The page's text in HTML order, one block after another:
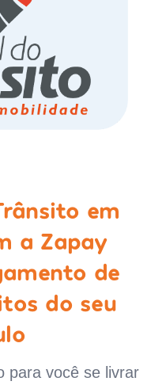
em
a Zapay
de
do seu
para você se livrar